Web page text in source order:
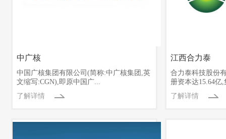
中广核
中国广核集团有限公司(简称:中广核集团,英
文缩写:CGN),即原中国广...
了解详情
江西合力泰
合力泰科技股份
册资本达15.64亿
了解详情